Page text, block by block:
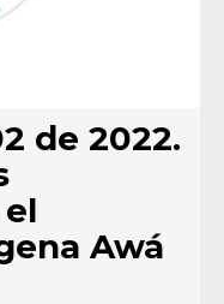
de 2022.
Awá